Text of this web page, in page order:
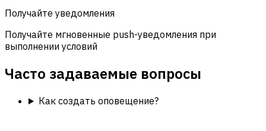
Получайте уведомления
Получайте мгновенные push-уведомления при
выполнении условий
Часто задаваемые вопросы
Как создать оповещение?